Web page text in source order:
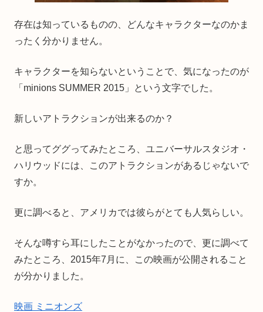
存在は知っているものの、どんなキャラクターなのかま
ったく分かりません。
キャラクターを知らないということで、気になったのが
「minions SUMMER 2015」という文字でした。
新しいアトラクションが出来るのか？
と思ってググってみたところ、ユニバーサルスタジオ・
ハリウッドには、このアトラクションがあるじゃないで
すか。
更に調べると、アメリカでは彼らがとても人気らしい。
そんな噂すら耳にしたことがなかったので、更に調べて
みたところ、2015年7月に、この映画が公開されること
が分かりました。
映画 ミニオンズ